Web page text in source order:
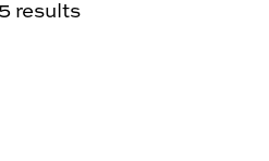
results